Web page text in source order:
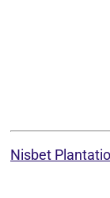
Nisbet